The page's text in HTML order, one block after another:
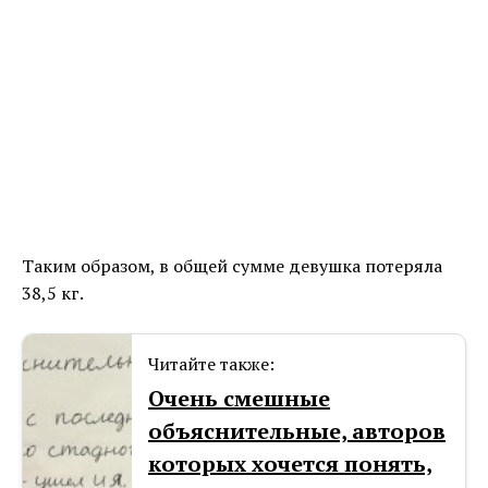
Таким образом, в общей сумме девушка потеряла
38,5 кг.
Читайте также:
Очень смешные
объяснительные, авторов
которых хочется понять,